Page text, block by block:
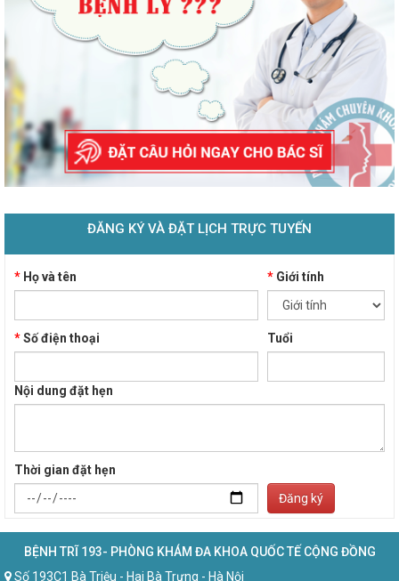
ĐĂNG KÝ VÀ ĐẶT LỊCH TRỰC TUYẾN
* Họ và tên *Giới tính
*Số điện thoại Tuổi
Nội dung đặt hẹn
Thời gian đặt hẹn
Đăng ký
BỆNH TRĨ 193- PHÒNG KHÁM ĐA KHOA QUỐC TẾ CỘNG ĐỒNG
Số 193C1 Bà Triệu - Hai Bà Trưng - Hà Nội